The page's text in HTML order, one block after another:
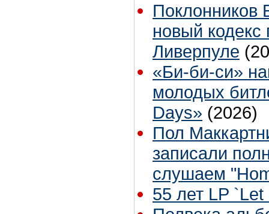
Поклонников
новый кодекс
Ливерпуле
«Би-би-си»
молодых
Days» (2026)
Пол
записали
слушаем
55 лет LP